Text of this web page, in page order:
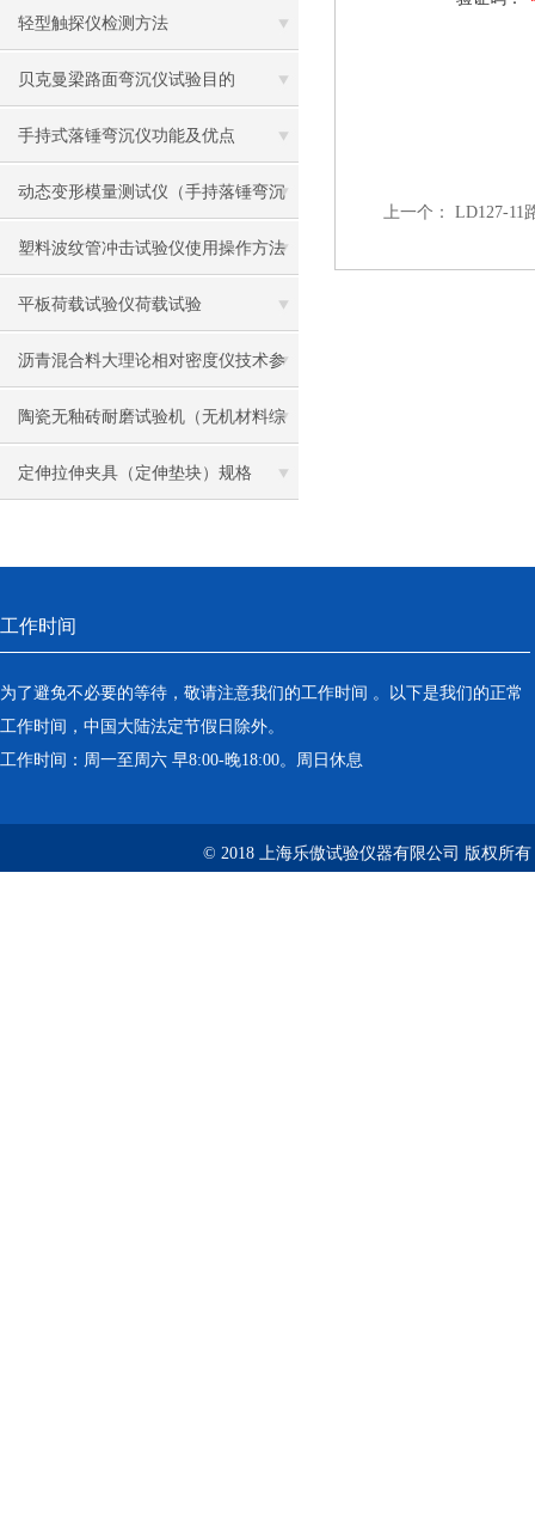
轻型触探仪检测方法
贝克曼梁路面弯沉仪试验目的
手持式落锤弯沉仪功能及优点
动态变形模量测试仪（手持落锤弯沉
仪）特点
塑料波纹管冲击试验仪使用操作方法
平板荷载试验仪荷载试验
沥青混合料大理论相对密度仪技术参
数
陶瓷无釉砖耐磨试验机（无机材料综
合耐磨实验仪）技术原理参数
定伸拉伸夹具（定伸垫块）规格
上一个： LD127-11
工作时间
为了避免不必要的等待，敬请注意我们的工作时间 。以下是我们的正常
工作时间，中国大陆法定节假日除外。
工作时间：周一至周六 早8:00-晚18:00。周日休息
© 2018 上海乐傲试验仪器有限公司 版权所